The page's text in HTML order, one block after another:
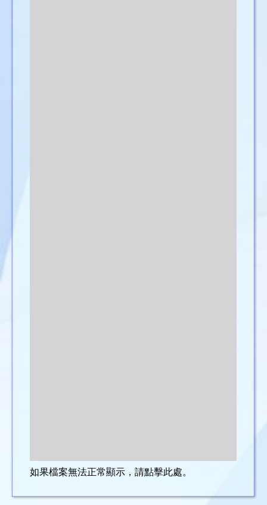
如果檔案無法正常顯示，請點擊此處。